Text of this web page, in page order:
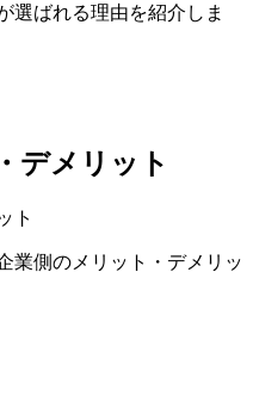
選ばれる理由を紹介しま
デメリット
業側のメリット・デメリッ